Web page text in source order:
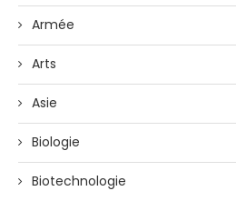
Armée
Arts
Asie
Biologie
Biotechnologie